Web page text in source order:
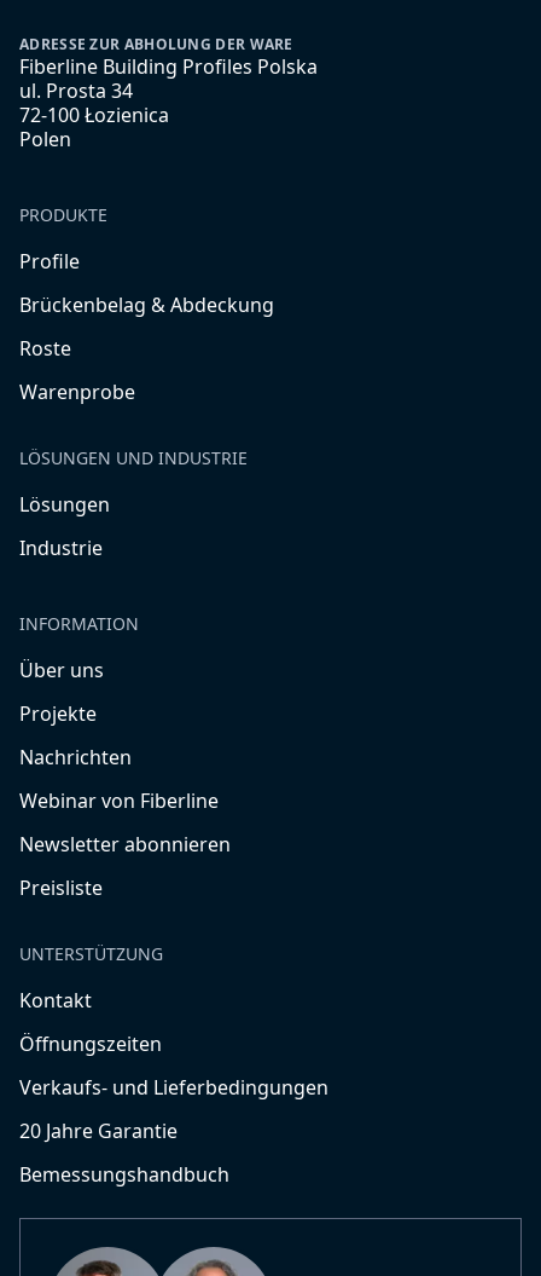
ADRESSE ZUR ABHOLUNG DER WARE
Fiberline Building Profiles Polska
ul. Prosta 34
72-100 Łozienica
Polen
PRODUKTE
Profile
Brückenbelag & Abdeckung
Roste
Warenprobe
LÖSUNGEN UND INDUSTRIE
Lösungen
Industrie
INFORMATION
Über uns
Projekte
Nachrichten
Webinar von Fiberline
Newsletter abonnieren
Preisliste
UNTERSTÜTZUNG
Kontakt
Öffnungszeiten
Verkaufs- und Lieferbedingungen
20 Jahre Garantie
Bemessungshandbuch